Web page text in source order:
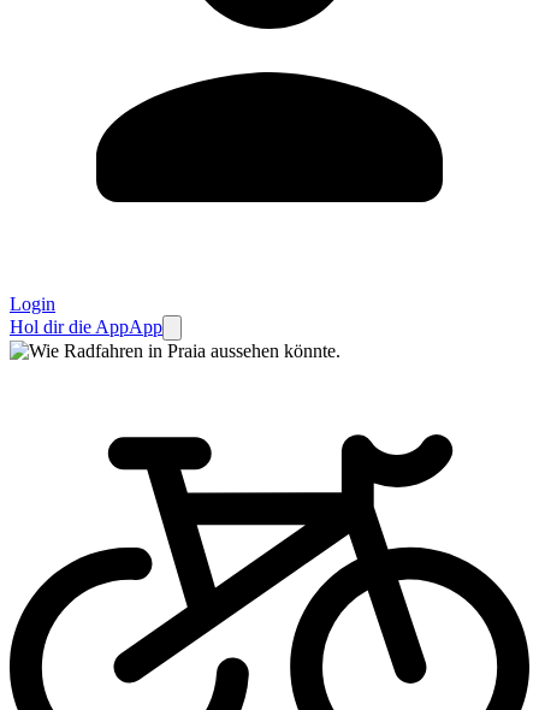
Login
Hol dir die AppApp